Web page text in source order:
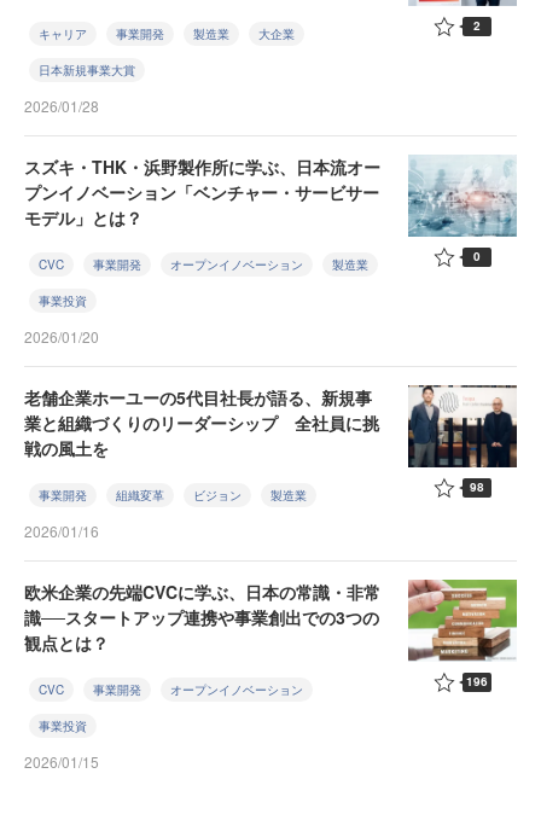
キャリア 事業開発 製造業 大企業
日本新規事業大賞
2026/01/28
2
スズキ・THK・浜野製作所に学ぶ、日本流オー
プンイノベーション「ベンチャー・サービサー
モデル」とは？
CVC 事業開発 オープンイノベーション 製造業
事業投資
2026/01/20
0
老舗企業ホーユーの5代目社長が語る、新規事
業と組織づくりのリーダーシップ 全社員に挑
戦の風土を
事業開発 組織変革 ビジョン 製造業
2026/01/16
98
欧米企業の先端CVCに学ぶ、日本の常識・非常
識──スタートアップ連携や事業創出での3つの
観点とは？
CVC 事業開発 オープンイノベーション
事業投資
2026/01/15
196